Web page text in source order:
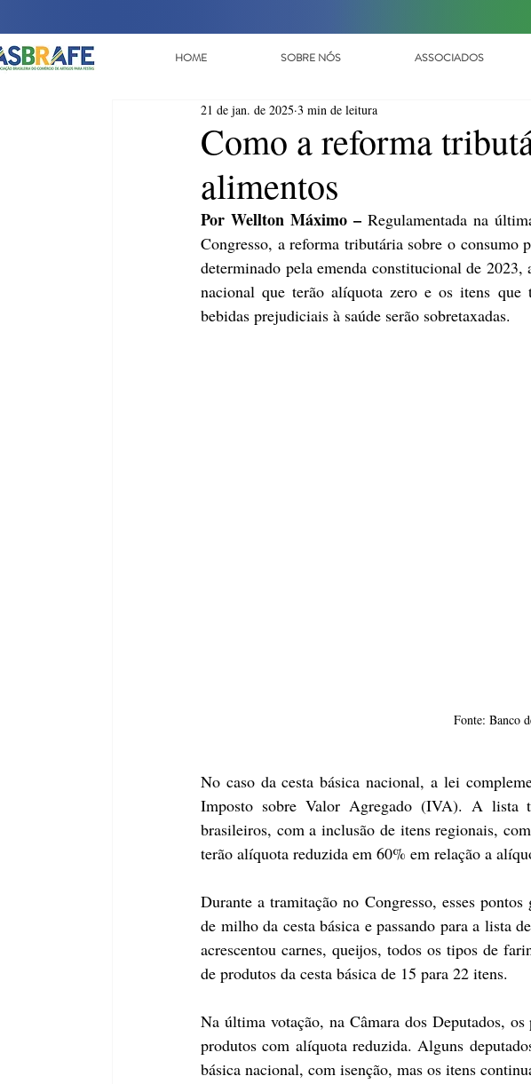
HOME SOBRE NÓS ASSOCIADOS
Como a reforma
alimentos
21 de jan. de 2025 3 min de leitura
Por Wellton Máximo – Regulamentada na
Congresso, a reforma tributária sobre o consumo
determinado pela emenda constitucional de
nacional que terão alíquota zero e os itens
bebidas prejudiciais à saúde serão sobretaxadas.
Fonte: Banco
No caso da cesta básica nacional, a lei
Imposto sobre Valor Agregado (IVA). A lista
brasileiros, com a inclusão de itens regionais,
terão alíquota reduzida em 60% em relação a
Durante a tramitação no Congresso, esses
de milho da cesta básica e passando para a lista
acrescentou carnes, queijos, todos os tipos de
de produtos da cesta básica de 15 para 22 itens.
Na última votação, na Câmara dos Deputados,
produtos com alíquota reduzida. Alguns
básica nacional, com isenção, mas os itens